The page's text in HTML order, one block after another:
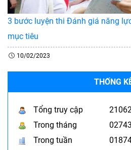
3 bước luyện thi Đánh giá năng
mục tiêu
10/02/2023
THỐNG
Tổng truy cập
Trong tháng
Trong tuần